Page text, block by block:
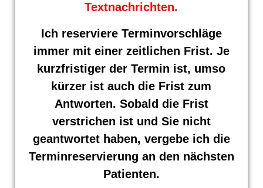
Textnachrichten.
Ich reserviere Terminvorschläge
immer mit einer zeitlichen Frist. Je
kurzfristiger der Termin ist, umso
kürzer ist auch die Frist zum
Antworten. Sobald die Frist
verstrichen ist und Sie nicht
geantwortet haben, vergebe ich die
Terminreservierung an den nächsten
Patienten.